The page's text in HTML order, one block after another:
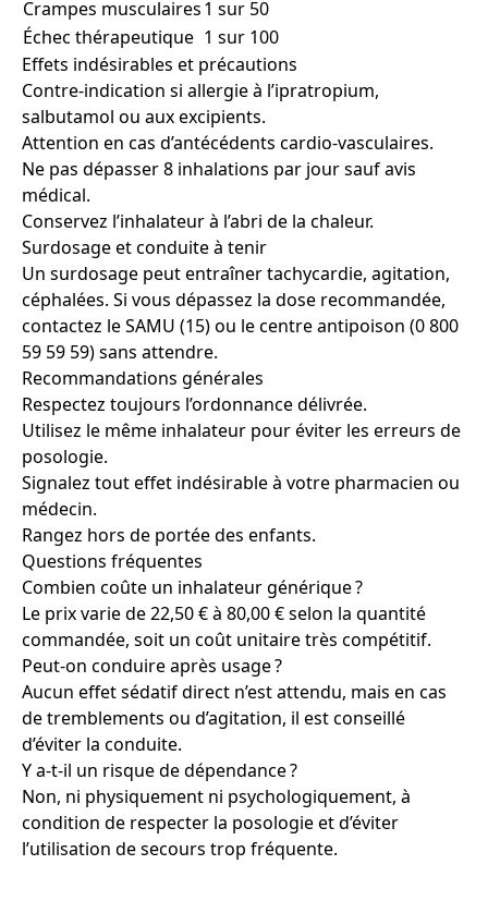
Crampes musculaires1 sur 50
Échec thérapeutique 1 sur 100
Effets indésirables et précautions
Contre-indication si allergie à l’ipratropium,
salbutamol ou aux excipients.
Attention en cas d’antécédents cardio-vasculaires.
Ne pas dépasser 8 inhalations par jour sauf avis
médical.
Conservez l’inhalateur à l’abri de la chaleur.
Surdosage et conduite à tenir
Un surdosage peut entraîner tachycardie, agitation,
céphalées. Si vous dépassez la dose recommandée,
contactez le SAMU (15) ou le centre antipoison (0 800
59 59 59) sans attendre.
Recommandations générales
Respectez toujours l’ordonnance délivrée.
Utilisez le même inhalateur pour éviter les erreurs de
posologie.
Signalez tout effet indésirable à votre pharmacien ou
médecin.
Rangez hors de portée des enfants.
Questions fréquentes
Combien coûte un inhalateur générique ?
Le prix varie de 22,50 € à 80,00 € selon la quantité
commandée, soit un coût unitaire très compétitif.
Peut-on conduire après usage ?
Aucun effet sédatif direct n’est attendu, mais en cas
de tremblements ou d’agitation, il est conseillé
d’éviter la conduite.
Y a-t-il un risque de dépendance ?
Non, ni physiquement ni psychologiquement, à
condition de respecter la posologie et d’éviter
l’utilisation de secours trop fréquente.